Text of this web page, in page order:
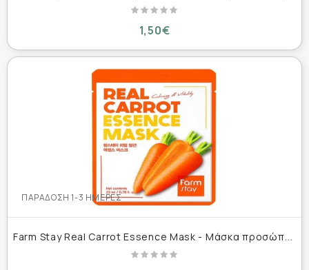
1,50€
ΠΑΡΆΔΟΣΗ 1-3 ΗΜΈΡΕΣ
F
arm Stay Real Carrot Essence Mask - Μάσκα προσώπου με εκχύλισμα καρότου 23ml